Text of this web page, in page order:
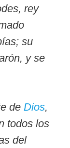
rey
su
y se
de Dios,
todos los
del